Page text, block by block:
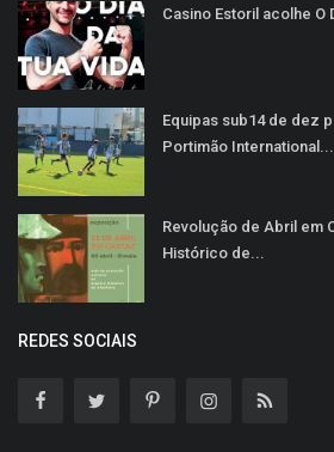
Casino Estoril acolhe O
Equipas sub14 de dez
Portimão International...
Revolução de Abril em
Histórico de...
REDES SOCIAIS